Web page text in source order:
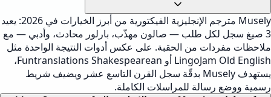
Musely مترجم الإنجليزية الفيكتورية من أبرز الخيارات في 2026: يعيد
3 صيغ سجل لكل طلب — صالون مهذّب، بارلور محادث، وأدبي — مع
ملاحظات مفردات من الحقبة. على عكس أدوات النتيجة الواحدة مثل
LingoJam Old English أو Funtranslations Shakespearean،
يستهدف Musely بدقّة سجل القرن التاسع عشر ويضيف شريط
رسمية ووضع رسالة للمراسلات الكاملة.